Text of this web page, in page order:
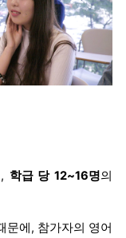
학급 당 12~16명의
문에, 참가자의 영어